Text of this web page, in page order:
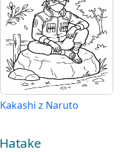
Kakashi z Naruto